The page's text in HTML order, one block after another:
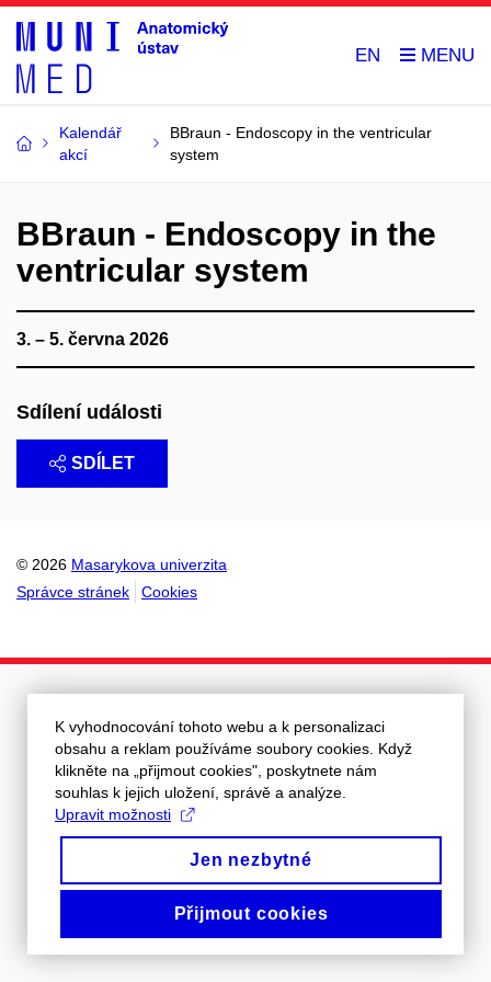
EN
Kalendář
akcí
BBraun - Endoscopy in the ventricular
system
BBraun - Endoscopy in the
ventricular system
3. – 5. června 2026
Sdílení události
SDÍLET
© 2026 Masarykova univerzita
Správce stránek
Cookies
K vyhodnocování tohoto webu a k personalizaci
obsahu a reklam používáme soubory cookies. Když
klikněte na „přijmout cookies", poskytnete nám
souhlas k jejich uložení, správě a analýze.
Upravit možnosti
Jen nezbytné
Přijmout cookies